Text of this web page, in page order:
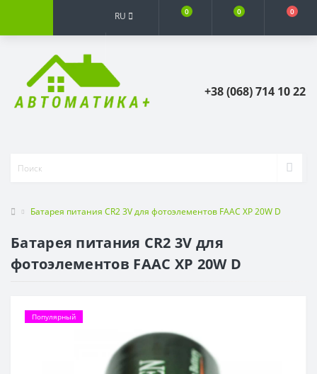
RU 0 0 0
+38 (068) 714 10 22
Батарея питания CR2 3V для фотоэлементов FAAC XP 20W D
Батарея питания CR2 3V для
фотоэлементов FAAC XP 20W D
Популярный